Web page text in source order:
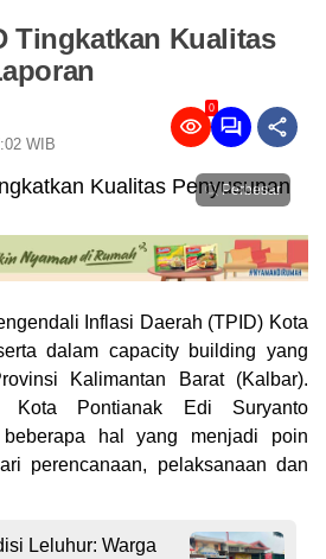
Tingkatkan Kualitas
WIB
0
Perbesar
Inflasi Daerah (TPID) Kota
dalam capacity building yang
Kalimantan Barat (Kalbar).
Kota Pontianak Edi Suryanto
beberapa hal yang menjadi poin
perencanaan, pelaksanaan dan
Leluhur: Warga